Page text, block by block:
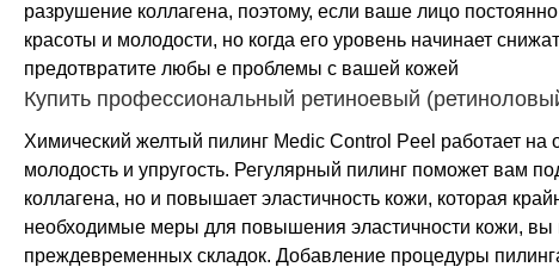
разрушение коллагена, поэтому, если ваше лицо
красоты и молодости, но когда его уровень начинает
предотвратите любы е проблемы с вашей кожей
Купить профессиональный ретиноевый
Химический желтый пилинг Medic Control Peel работает
молодость и упругость. Регулярный пилинг поможет вам
коллагена, но и повышает эластичность кожи, которая
необходимые меры для повышения эластичности кожи, вы
преждевременных складок. Добавление процедуры